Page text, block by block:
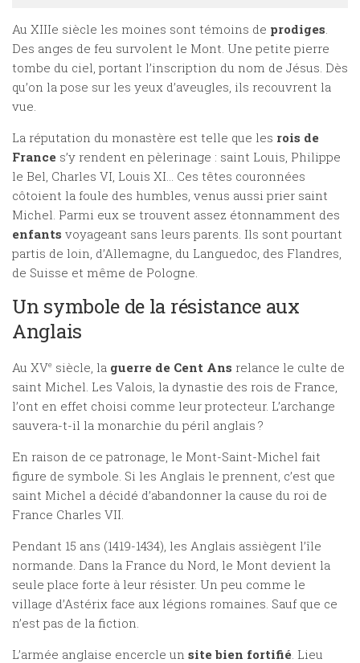
Au XIIIe siècle les moines sont témoins de prodiges
Des anges de feu survolent le Mont. Une petite pierre
tombe du ciel, portant l’inscription du nom de Jésus. Dès
qu’on la pose sur les yeux d’aveugles, ils recouvrent la
vue.
La réputation du monastère est telle que les rois de
France s’y rendent en pèlerinage : saint Louis, Philippe
le Bel, Charles VI, Louis XI… Ces têtes couronnées
côtoient la foule des humbles, venus aussi prier saint
Michel. Parmi eux se trouvent assez étonnamment des
enfants voyageant sans leurs parents. Ils sont pourtant
partis de loin, d’Allemagne, du Languedoc, des Flandres,
de Suisse et même de Pologne.
Un symbole de la résistance aux
Anglais
Au XVe siècle, la guerre de Cent Ans relance le culte de
saint Michel. Les Valois, la dynastie des rois de France,
l’ont en effet choisi comme leur protecteur. L’archange
sauvera-t-il la monarchie du péril anglais ?
En raison de ce patronage, le Mont-Saint-Michel fait
figure de symbole. Si les Anglais le prennent, c’est que
saint Michel a décidé d’abandonner la cause du roi de
France Charles VII.
Pendant 15 ans (1419-1434), les Anglais assiègent l’île
normande. Dans la France du Nord, le Mont devient la
seule place forte à leur résister. Un peu comme le
village d’Astérix face aux légions romaines. Sauf que ce
n’est pas de la fiction.
L’armée anglaise encercle un site bien fortifié . Lieu